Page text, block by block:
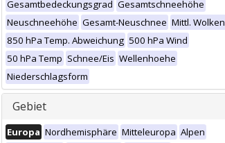
Gesamtbedeckungsgrad Gesamtschneehöhe
Neuschneehöhe Gesamt-Neuschnee Mittl. Wolken
850 hPa Temp. Abweichung 500 hPa Wind
50 hPa Temp Schnee/Eis Wellenhoehe
Niederschlagsform
Gebiet
Europa Nordhemisphäre Mitteleuropa Alpen